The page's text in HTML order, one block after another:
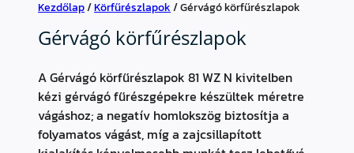
Kezdőlap/Körfűrészlapok/ Gérvágó körfűrészlapok
Gérvágó körfűrészlapok
A Gérvágó körfűrészlapok 81 WZ N kivitelben
kézi gérvágó fűrészgépekre készültek méretre
vágáshoz; a negatív homlokszög biztosítja a
folyamatos vágást, míg a zajcsillapított